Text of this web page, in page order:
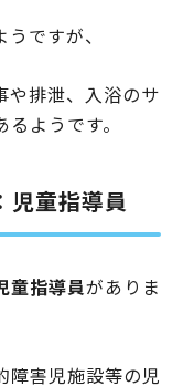
ですが、
や排泄、入浴のサ
ようです。
児童指導員
童指導員がありま
障害児施設等の児